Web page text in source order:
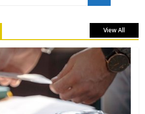
View All